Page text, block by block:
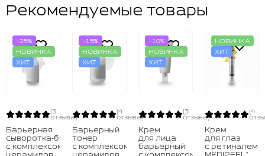
Рекомендуемые товары
-25%
НОВИНКА
ХИТ
(3
отзыва)
Барьерная
сыворотка‑бустер
с комплексом
-15%
НОВИНКА
ХИТ
(4
отзыва)
Барьерный
тонер
с комплексом
-10%
НОВИНКА
ХИТ
(3
отзыва)
Крем
для лица
барьерный
НОВИНКА
ХИТ
(4
Крем
для глаз
с ретиналем